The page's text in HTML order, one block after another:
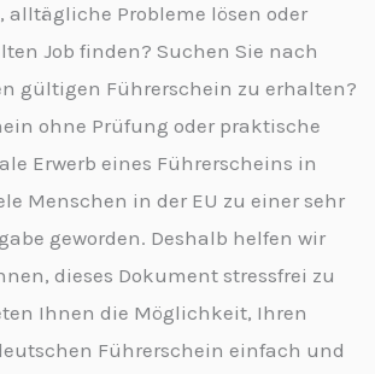
alltägliche Probleme lösen oder
Job finden? Suchen Sie nach
gültigen Führerschein zu erhalten?
ohne Prüfung oder praktische
Erwerb eines Führerscheins in
Menschen in der EU zu einer sehr
geworden. Deshalb helfen wir
dieses Dokument stressfrei zu
Ihnen die Möglichkeit, Ihren
Führerschein einfach und